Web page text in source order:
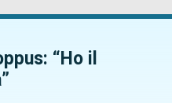
“Ho il